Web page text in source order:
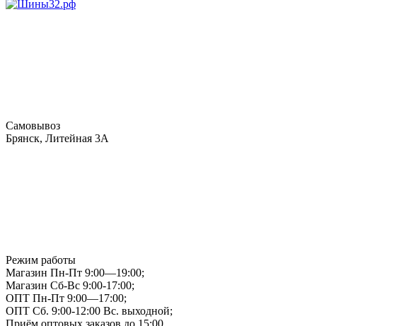
Самовывоз
Брянск, Литейная 3А
Режим работы
Магазин Пн-Пт 9:00—19:00;
Магазин Сб-Вс 9:00-17:00;
ОПТ Пн-Пт 9:00—17:00;
ОПТ Сб. 9:00-12:00 Вс. выходной;
Приём оптовых заказов до 15:00